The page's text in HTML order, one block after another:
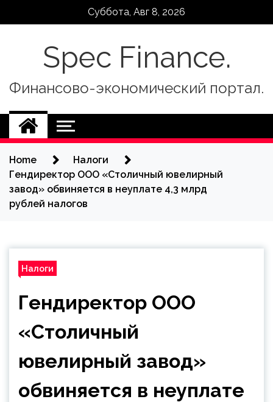
Суббота, Авг 8, 2026
Spec Finance.
Финансово-экономический портал.
Home
Налоги
Гендиректор ООО «Столичный ювелирный
завод» обвиняется в неуплате 4,3 млрд
рублей налогов
Налоги
Гендиректор ООО
«Столичный
ювелирный завод»
обвиняется в неуплате